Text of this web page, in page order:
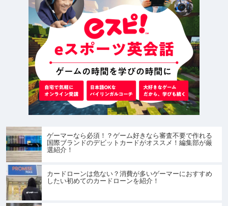
ゲーマーなら必須！？ゲーム好きなら審査不要で作れる
国際ブランドのデビットカードがオススメ！編集部が厳
選紹介！
カードローンは危ない？消費が多いゲーマーにおすすめ
したい初めてのカードローンを紹介！